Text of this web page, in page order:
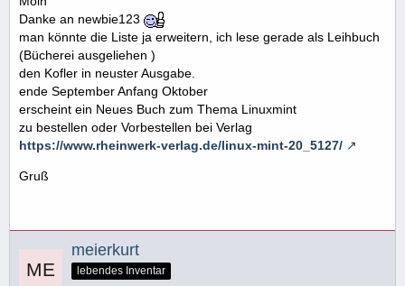
Danke an newbie123
man könnte die Liste ja erweitern, ich lese gerade als Leihbuch
(Bücherei ausgeliehen )
den Kofler in neuster Ausgabe.
ende September Anfang Oktober
erscheint ein Neues Buch zum Thema Linuxmint
zu bestellen oder Vorbestellen bei Verlag
https://www.rheinwerk-verlag.de/linux-mint-20_5127/
Gruß
meierkurt
lebendes Inventar